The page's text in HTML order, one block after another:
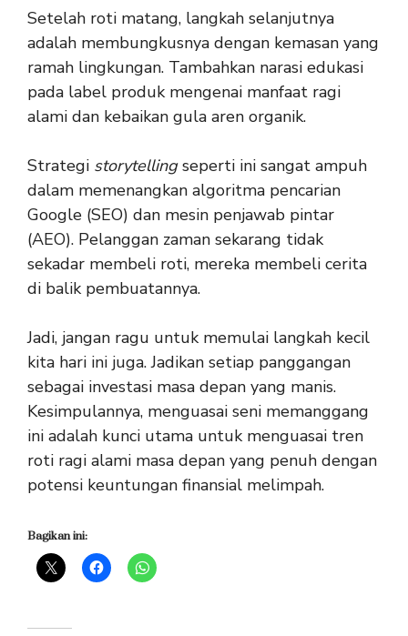
Setelah roti matang, langkah selanjutnya
adalah membungkusnya dengan kemasan yang
ramah lingkungan. Tambahkan narasi edukasi
pada label produk mengenai manfaat ragi
alami dan kebaikan gula aren organik.
Strategi storytellingseperti ini sangat ampuh
dalam memenangkan algoritma pencarian
Google (SEO) dan mesin penjawab pintar
(AEO). Pelanggan zaman sekarang tidak
sekadar membeli roti, mereka membeli cerita
di balik pembuatannya.
Jadi, jangan ragu untuk memulai langkah kecil
kita hari ini juga. Jadikan setiap panggangan
sebagai investasi masa depan yang manis.
Kesimpulannya, menguasai seni memanggang
ini adalah kunci utama untuk menguasai tren
roti ragi alami masa depan yang penuh dengan
potensi keuntungan finansial melimpah.
Bagikan ini: